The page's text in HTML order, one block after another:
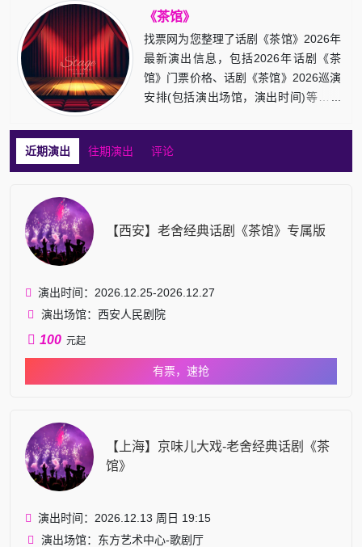
《茶馆》
找票网为您整理了话剧《茶馆》2026年
最新演出信息，包括2026年话剧《茶
馆》门票价格、话剧《茶馆》2026巡演
安排(包括演出场馆，演出时间)等，敬
近期演出 往期演出 评论
【西安】老舍经典话剧《茶馆》专属版
演出时间：2026.12.25-2026.12.27
演出场馆：西安人民剧院
100 元起
有票，速抢
【上海】京味儿大戏-老舍经典话剧《茶
馆》
演出时间：2026.12.13 周日 19:15
演出场馆：东方艺术中心-歌剧厅